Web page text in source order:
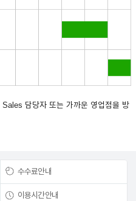
담당자 또는 가까운 영업점을 방
수수료안내
이용시간안내